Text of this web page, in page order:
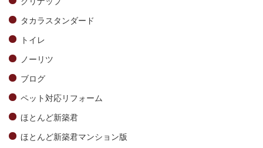
タカラスタンダード
トイレ
ノーリツ
ブログ
ペット対応リフォーム
ほとんど新築君
ほとんど新築君マンション版